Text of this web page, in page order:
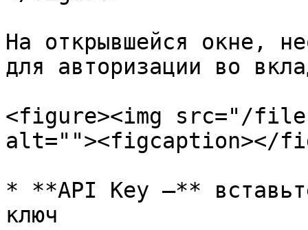
На открывшейся окне,
для авторизации во
<figure><img src="/files/
alt=""><figcaption></
* **API Key —**
ключ